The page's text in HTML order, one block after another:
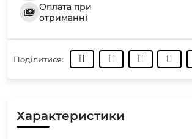
Оплата при
отриманні
Поділитися:
Характеристики